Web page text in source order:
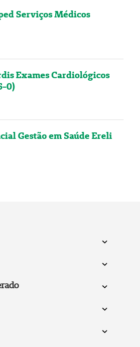
Serviços Médicos
Exames Cardiológicos
0)
Gestão em Saúde Ereli